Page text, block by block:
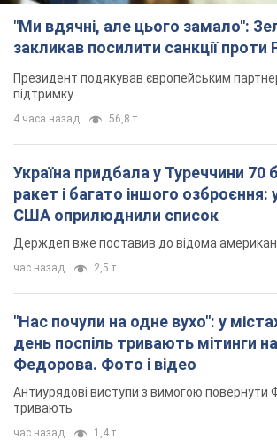
"Ми вдячні, але цього замало":
закликав посилити санкції проти
Президент подякував європейським
підтримку
4 часа назад 56,8 т.
Україна придбала у Туреччини 70
ракет і багато іншого
США оприлюднили список
Держдеп вже поставив до відома
час назад 2,5 т.
"Нас почули на одне вухо": у
день поспіль тривають мітинги
Федорова. Фото і відео
Антиурядові виступи з вимогою повернути
тривають
час назад 1,4 т.